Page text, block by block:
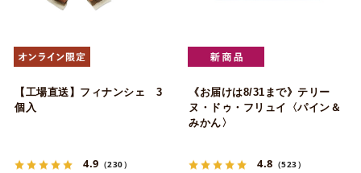
【工場直送】フィナンシェ 3
個入
4.9 （230）
《お届けは8/31まで》テリー
ヌ・ドゥ・フリュイ〈パイン＆
みかん〉
4.8 （523）